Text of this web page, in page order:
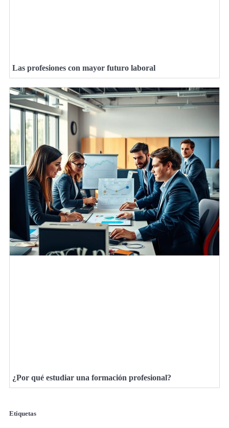
Las profesiones con mayor futuro laboral
¿Por qué estudiar una formación profesional?
Etiquetas